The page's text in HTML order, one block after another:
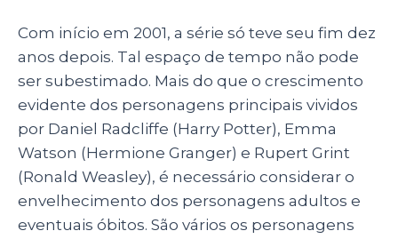
Com início em 2001, a série só teve seu fim dez
anos depois. Tal espaço de tempo não pode
ser subestimado. Mais do que o crescimento
evidente dos personagens principais vividos
por Daniel Radcliffe (Harry Potter), Emma
Watson (Hermione Granger) e Rupert Grint
(Ronald Weasley), é necessário considerar o
envelhecimento dos personagens adultos e
eventuais óbitos. São vários os personagens